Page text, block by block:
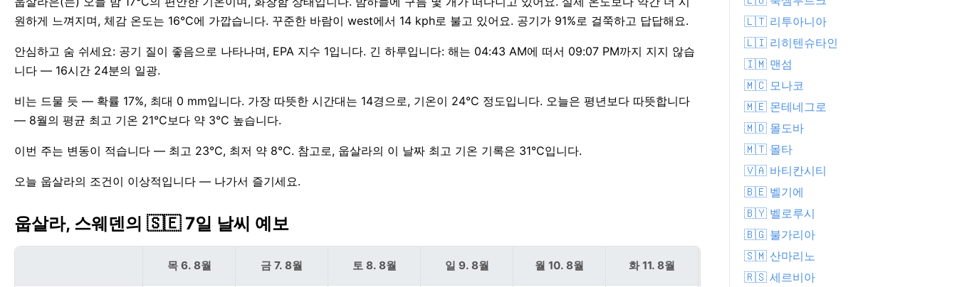
원하게 느껴지며, 체감 온도는 16°C에 가깝습니다. 꾸준한 바람이 west에서 14 kph로 불고 있어요. 공기가 91%로 걸쭉하고 답답해요.
안심하고 숨 쉬세요: 공기 질이 좋음으로 나타나며, EPA 지수 1입니다. 긴 하루입니다: 해는 04:43 AM에 떠서 09:07 PM까지 지지 않습
니다 — 16시간 24분의 일광.
비는 드물 듯 — 확률 17%, 최대 0 mm입니다. 가장 따뜻한 시간대는 14경으로, 기온이 24°C 정도입니다. 오늘은 평년보다 따뜻합니다
— 8월의 평균 최고 기온 21°C보다 약 3°C 높습니다.
이번 주는 변동이 적습니다 — 최고 23°C, 최저 약 8°C. 참고로, 웁살라의 이 날짜 최고 기온 기록은 31°C입니다.
오늘 웁살라의 조건이 이상적입니다 — 나가서 즐기세요.
웁살라, 스웨덴의 🇸🇪 7일 날씨 예보
목 6. 8월 금 7. 8월 토 8. 8월 일 9. 8월 월 10. 8월 화 11. 8월 수 12. 8월
🇱🇹 리투아니아
🇱🇮 리히텐슈타인
🇮🇲 맨섬
🇲🇨 모나코
🇲🇪 몬테네그로
🇲🇩 몰도바
🇲🇹 몰타
🇻🇦 바티칸시티
🇧🇪 벨기에
🇧🇾 벨로루시
🇧🇬 불가리아
🇸🇲 산마리노
🇷🇸 세르비아